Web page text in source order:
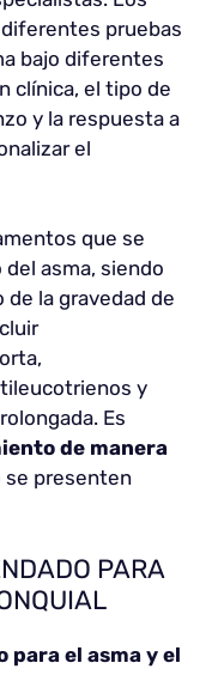
pruebas
bajo diferentes
clínica, el tipo de
y la respuesta a
el
que se
asma, siendo
la gravedad de
y
Es
de manera
se presenten
PARA
el asma y el